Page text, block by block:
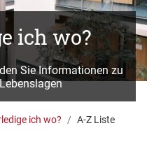
ich wo?
Sie Informationen zu
ich wo? A-Z Liste